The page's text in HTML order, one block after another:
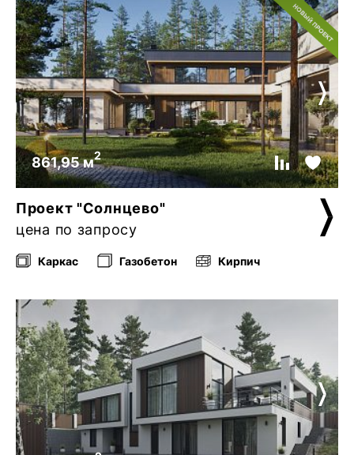
861,95 м2
Проект "Солнцево"
цена по запросу
Каркас Газобетон Кирпич